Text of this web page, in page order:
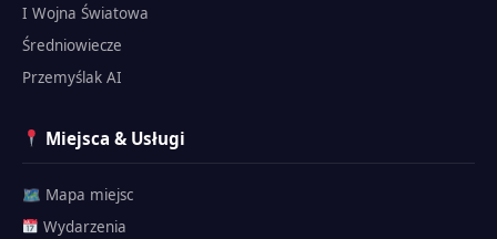
I Wojna Światowa
Średniowiecze
Przemyślak AI
Miejsca & Usługi
🗺 Mapa miejsc
Wydarzenia